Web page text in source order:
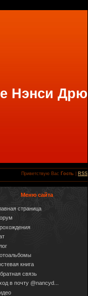
Нэнси Дрю
Приветствую Вас Гость RSS
Меню сайта
страница
книга
связь
в почту @nancyd...